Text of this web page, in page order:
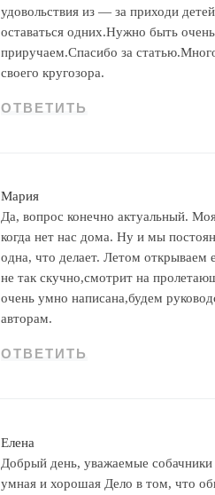
удовольствия из — за приходи
оставаться одних.Нужно быть
приручаем.Спасибо за
своего кругозора.
ОТВЕТИТЬ
Мария
Да, вопрос конечно актуальный.
когда нет нас дома. Ну и мы
одна, что делает. Летом открываем
не так скучно,смотрит на
очень умно написана,будем
авторам.
ОТВЕТИТЬ
Елена
Добрый день, уважаемые собачники
умная и хорошая Дело в том, что